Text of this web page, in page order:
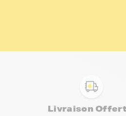
Livraison